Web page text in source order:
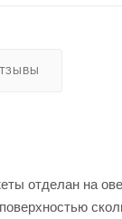
отделан на